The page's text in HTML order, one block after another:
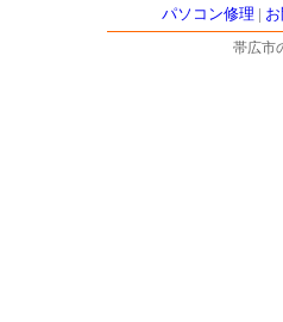
パソコン修理
帯広市